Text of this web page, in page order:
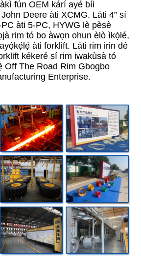
fún OEM kárí ayé bíi
Deere àti XCMG. Láti 4” sí
àti 5-PC, HYWG lè pèsè
rim tó bo àwọn ohun èlò ìkọ́lé,
àti forklift. Láti rim irin dé
kékeré sí rim iwakùsà tó
Off The Road Rim Gbogbo
Enterprise.